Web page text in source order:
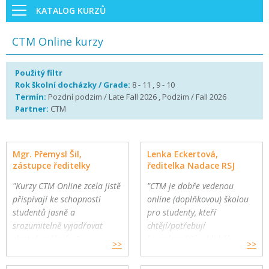
KATALOG KURZŮ
CTM Online kurzy
Použitý filtr
Rok školní docházky / Grade: 8 - 11 , 9 - 10
Termín: Pozdní podzim / Late Fall 2026 , Podzim / Fall 2026
Partner: CTM
Mgr. Přemysl Šil,
zástupce ředitelky
"Kurzy CTM Online zcela jistě
přispívají ke schopnosti
studentů jasně a
srozumitelně vyjadřovat
Gymnázium a Jazyková škola
s právem státní jazykové
>>
Lenka Eckertová,
ředitelka Nadace RSJ
"CTM je dobře vedenou
online (doplňkovou) školou
pro studenty, kteří
chtějí/potřebují
mohou využít CTM Online
>>